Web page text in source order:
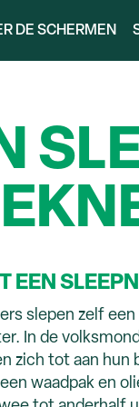
DE SCHERMEN
EEN
slepen zelf
In de
zich tot aan hun
waadpak en